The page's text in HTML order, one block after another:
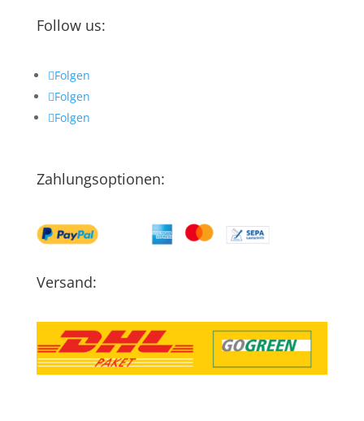
Follow us:
Folgen
Folgen
Folgen
Zahlungsoptionen:
Versand: